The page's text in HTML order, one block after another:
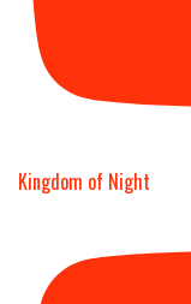
Kingdom of Night